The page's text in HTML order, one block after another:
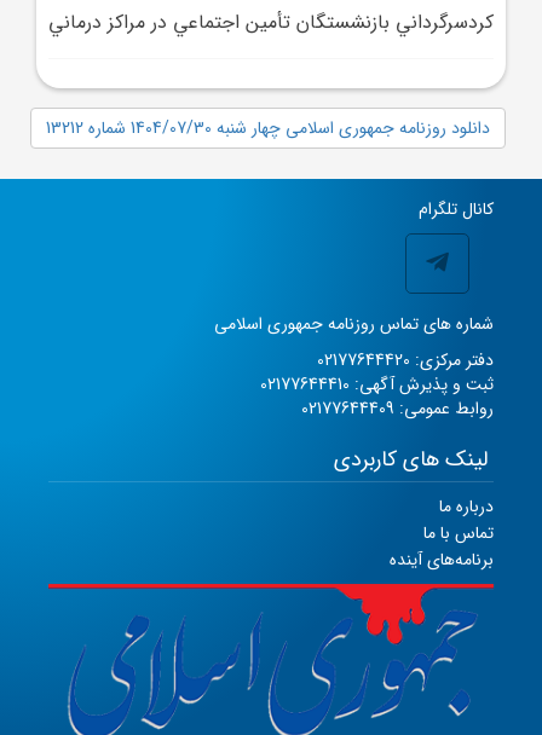
کردسرگرداني بازنشستگان تأمين اجتماعي در مراکز درماني
دانلود روزنامه جمهوری اسلامی چهار شنبه 1404/07/30 شماره 13212
کانال تلگرام
شماره های تماس روزنامه جمهوری اسلامی
دفتر مرکزی: 02177644420
ثبت و پذیرش آگهی: 02177644410
روابط عمومی: 02177644409
لینک های کاربردی
درباره ما
تماس با ما
برنامه‌های آینده